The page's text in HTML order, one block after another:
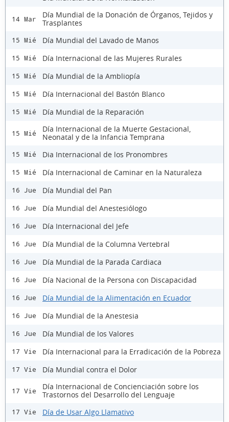
14 Mar
Día Mundial de la Donación de Órganos, Tejidos y
Trasplantes
15 Mié Día Mundial del Lavado de Manos
15 Mié Día Internacional de las Mujeres Rurales
15 Mié Día Mundial de la Ambliopía
15 Mié Día Internacional del Bastón Blanco
15 Mié Día Mundial de la Reparación
15 Mié
Día Internacional de la Muerte Gestacional,
Neonatal y de la Infancia Temprana
15 Mié Dia Internacional de los Pronombres
15 Mié Día Internacional de Caminar en la Naturaleza
16 Jue Día Mundial del Pan
16 Jue Día Mundial del Anestesiólogo
16 Jue Día Internacional del Jefe
16 Jue Día Mundial de la Columna Vertebral
16 Jue Día Mundial de la Parada Cardiaca
16 Jue Día Nacional de la Persona con Discapacidad
16 Jue Día Mundial de la Alimentación en Ecuador
16 Jue Día Mundial de la Anestesia
16 Jue Día Mundial de los Valores
17 Vie Día Internacional para la Erradicación de la Pobreza
17 Vie Día Mundial contra el Dolor
17 Vie
Día Internacional de Concienciación sobre los
Trastornos del Desarrollo del Lenguaje
17 Vie Día de Usar Algo Llamativo